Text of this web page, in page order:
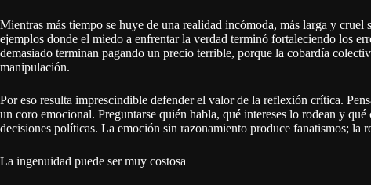
Mientras más tiempo se huye de una realidad incómoda, más larga y
ejemplos donde el miedo a enfrentar la verdad terminó fortaleciendo los
demasiado terminan pagando un precio terrible, porque la cobardía
manipulación.
Por eso resulta imprescindible defender el valor de la reflexión crítica.
un coro emocional. Preguntarse quién habla, qué intereses lo rodean y
decisiones políticas. La emoción sin razonamiento produce fanatismos; la
La ingenuidad puede ser muy costosa